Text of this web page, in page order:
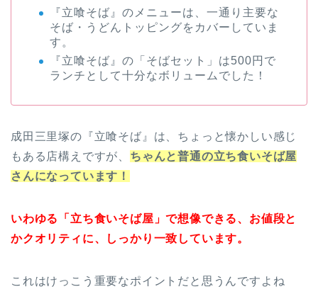
『立喰そば』のメニューは、一通り主要な
そば・うどんトッピングをカバーしていま
す。
『立喰そば』の「そばセット」は500円で
ランチとして十分なボリュームでした！
成田三里塚の『立喰そば』は、ちょっと懐かしい感じ
もある店構えですが、 ちゃんと普通の立ち食いそば屋
さんになっています！
いわゆる「立ち食いそば屋」で想像できる、お値段と
かクオリティに、しっかり一致しています。
これはけっこう重要なポイントだと思うんですよね